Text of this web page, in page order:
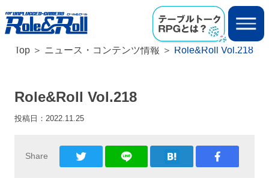
Top ニュース・コンテンツ情報 Role&Roll Vol.218
Role&Roll Vol.218
投稿日： 2022.11.25
Share